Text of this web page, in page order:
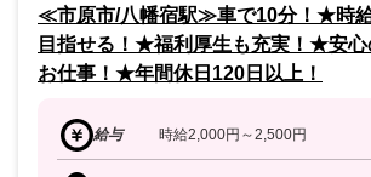
≪市原市/八幡宿駅≫車で10分！★時
目指せる！★福利厚生も充実！★安心
お仕事！★年間休日120日以上！
給与 時給2,000円～2,500円